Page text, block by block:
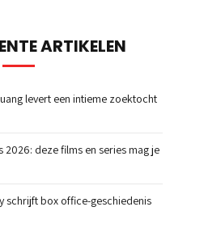
ARTIKELEN
levert een intieme zoektocht
2026: deze films en series mag je
schrijft box office-geschiedenis